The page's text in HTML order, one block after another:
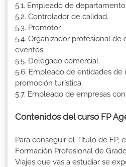
5.1. Empleado de
5.2. Controlador de calidad.
5.3. Promotor.
5.4. Organizador profesional de
eventos.
5.5. Delegado comercial.
5.6. Empleado de entidades de
promoción turística.
5.7. Empleado de empresas
Contenidos del curso FP
Para conseguir el Título de FP,
Formación Profesional de
Viajes que vas a estudiar se